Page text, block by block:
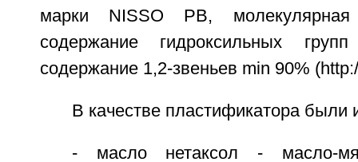
марки NISSO РВ, молекулярная
содержание гидроксильных
содержание 1,2-звеньев min 90%
В качестве пластификатора были
- масло нетаксол - масло-